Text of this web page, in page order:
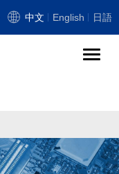
中文 English 日語
导